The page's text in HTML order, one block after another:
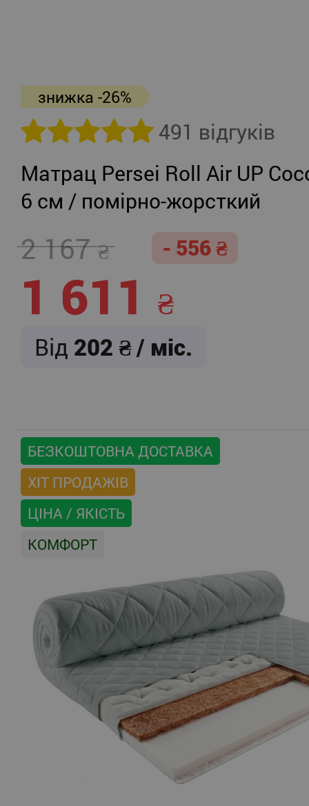
знижка -26%
491 відгуків
Матрац Persei Roll Air UP
6 см / помірно-жорсткий
2 167 - 556
1 611
Від 202 / міс.
БЕЗКОШТОВНА ДОСТАВКА
ХІТ ПРОДАЖІВ
ЦІНА / ЯКІСТЬ
КОМФОРТ